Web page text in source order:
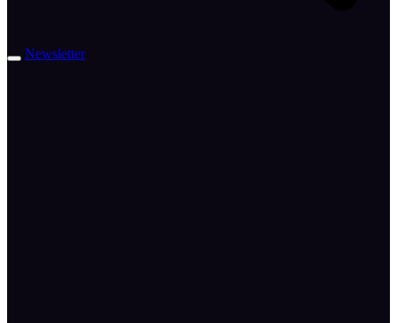
Newsletter